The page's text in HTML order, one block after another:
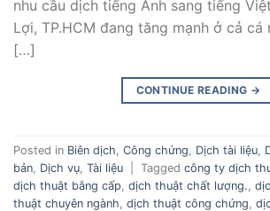
nhu cầu dịch tiếng Anh sang tiếng
Lợi, TP.HCM đang tăng mạnh ở cả cá
[…]
CONTINUE READING →
Posted in Biên dịch Công chứng Dịch tài liệu
bản Dịch vụ Tài liệu Tagged công ty dịch
dịch thuật bằng cấp dịch thuật chất lượng.
thuật chuyên ngành dịch thuật công chứng